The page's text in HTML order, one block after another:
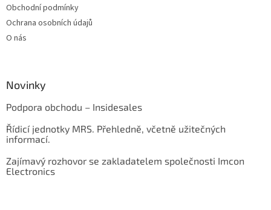
Obchodní podmínky
Ochrana osobních údajů
O nás
Novinky
Podpora obchodu – Insidesales
Řídicí jednotky MRS. Přehledně, včetně užitečných
informací.
Zajímavý rozhovor se zakladatelem společnosti Imcon
Electronics